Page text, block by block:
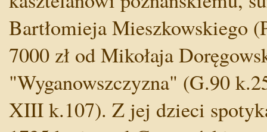
Bartłomieja Mieszkowskiego
7000 zł od Mikołaja
"Wyganowszczyzna" (G.90
XIII k.107). Z jej dzieci